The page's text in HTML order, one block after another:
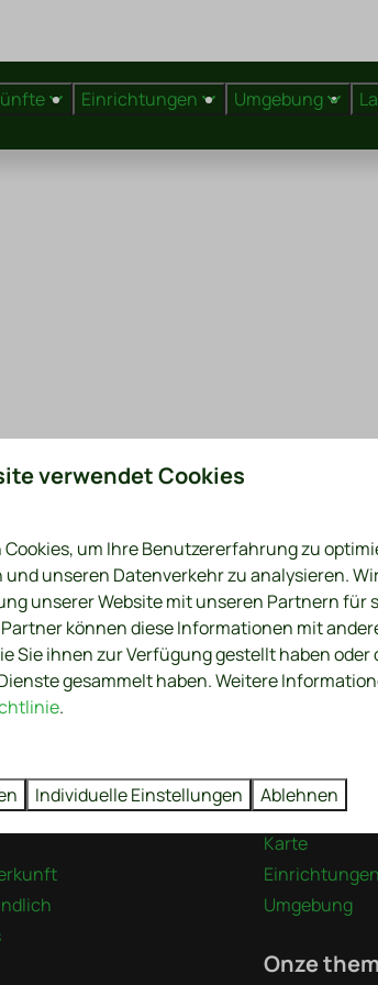
Einrichtungen Umgebung
sicher
Kontakt
Unser Park
Karte
Einrichtungen
Umgebung
Onze
verwendet Cookies
Cookies, um Ihre Benutzererfahrung zu
unseren Datenverkehr zu analysieren.
unserer Website mit unseren Partnern für
Partner können diese Informationen mit
Sie ihnen zur Verfügung gestellt haben
gesammelt haben. Weitere
.
Individuelle Einstellungen Ablehnen